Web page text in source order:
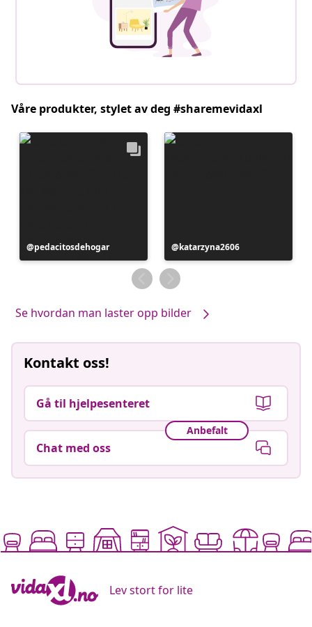
Våre produkter, stylet av deg #sharemevidaxl
Innlegg
publisert
pedacitosdehogar
Innlegg
publisert
av
katarzyna2606
Se hvordan man laster opp bilder
Kontakt oss!
Gå til hjelpesenteret
Anbefalt
Chat med oss
Lev stort for lite